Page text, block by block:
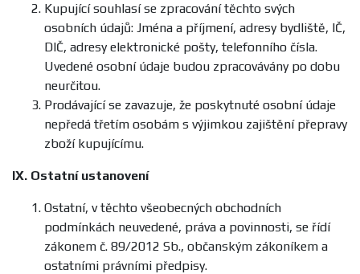
Kupující souhlasí se zpracování těchto svých
osobních údajů: Jména a příjmení, adresy bydliště, IČ,
DIČ, adresy elektronické pošty, telefonního čísla.
Uvedené osobní údaje budou zpracovávány po dobu
neurčitou.
Prodávající se zavazuje, že poskytnuté osobní údaje
nepředá třetím osobám s výjimkou zajištění přepravy
zboží kupujícímu.
IX. Ostatní ustanovení
Ostatní, v těchto všeobecných obchodních
podmínkách neuvedené, práva a povinnosti, se řídí
zákonem č. 89/2012 Sb., občanským zákoníkem a
ostatními právními předpisy.